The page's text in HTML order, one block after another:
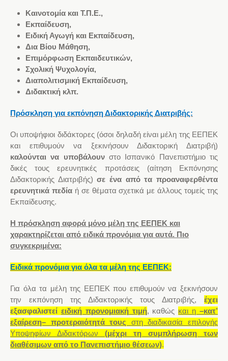
Καινοτομία και Τ.Π.Ε.,
Εκπαίδευση,
Ειδική Αγωγή και Εκπαίδευση,
Δια Βίου Μάθηση,
Επιμόρφωση Εκπαιδευτικών,
Σχολική Ψυχολογία,
Διαπολιτισμική Εκπαίδευση,
Διδακτική κλπ.
Πρόσκληση για εκπόνηση Διδακτορικής Διατριβής:
Οι υποψήφιοι διδάκτορες (όσοι δηλαδή είναι μέλη της ΕΕΠΕΚ
και επιθυμούν να ξεκινήσουν Διδακτορική Διατριβή)
καλούνται να υποβάλουνστο Ισπανικό Πανεπιστήμιο τις
δικές τους ερευνητικές προτάσεις (αίτηση Εκπόνησης
Διδακτορικής Διατριβής)σε ένα από τα προαναφερθέντα
ερευνητικά πεδίαή σε θέματα σχετικά μεάλλους τομείς της
Εκπαίδευσης.
Η πρόσκληση αφορά μόνο μέλη της ΕΕΠΕΚ και
χαρακτηρίζεται από ειδικά προνόμια για αυτά. Πιο
συγκεκριμένα:
Ειδικά προνόμια για όλα τα μέλη της ΕΕΠΕΚ:
Για όλα τα μέλη της ΕΕΠΕΚ που επιθυμούν να ξεκινήσουν
την εκπόνηση της Διδακτορικής τους Διατριβής, έχει
εξασφαλιστεί ειδική προνομιακή τιμή, καθώς και η–κατ’
εξαίρεση– προτεραιότητά τους στη διαδικασία επιλογής
Υποψηφίων Διδακτόρων
(μέχρι τη συμπλήρωση των
διαθέσιμων από το Πανεπιστήμιο θέσεων).